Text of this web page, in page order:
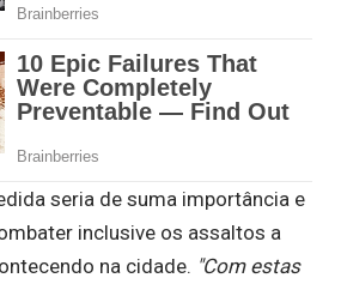
seria de suma importância e
inclusive os assaltos a
na cidade. "Com estas